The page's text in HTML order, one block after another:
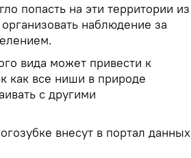
попасть на эти территории из
наблюдение за
вида может привести к
как все ниши в природе
с другими
внесут в портал данных